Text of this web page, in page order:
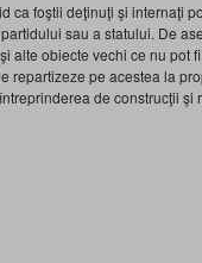
ca foştii deţinuţi şi internaţi
sau a statului. De
alte obiecte vechi ce nu pot
repartizeze pe acestea la
de construcţii şi